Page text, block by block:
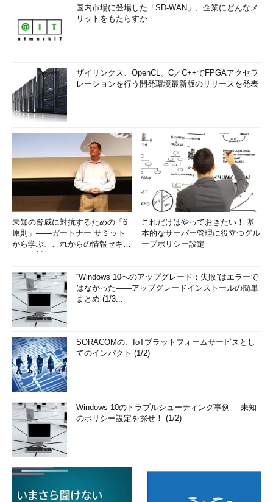
国内市場に登場した「SD-WAN」、企業にどんなメ
リットをもたらすか
ザイリンクス、OpenCL、C／C++でFPGAアクセラ
レーションを行う開発環境最新版のリリースを発表
未知の脅威に対抗するための「6
原則」――ガートナー サミット
から学ぶ、これからの情報セキュ
これだけはやっておきたい！ 基
本的なサーバー管理に役立つグル
ープポリシー設定
“Windows 10へのアップグレード：失敗”はエラーで
はなかった――アップグレードインストールの簡単
まとめ (1/3...
SORACOMの、IoTプラットフォームサービスとし
てのインパクト (1/2)
Windows 10のトラブルシューティング事例──未知
のポリシー設定を探せ！ (1/2)